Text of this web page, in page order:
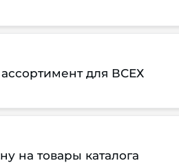
для ВСЕХ
на товары каталога